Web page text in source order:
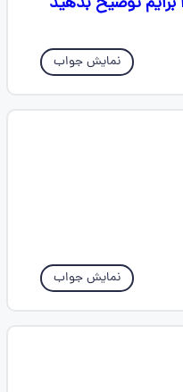
نمایش جواب
نمایش جواب